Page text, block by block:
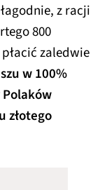
z racji
800
zaledwie
w 100%
złotego